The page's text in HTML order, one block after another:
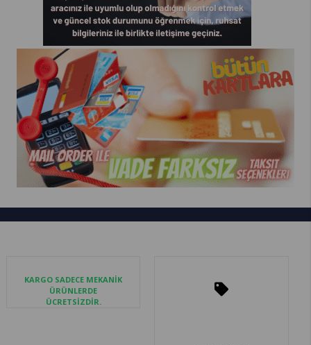
KARGO SADECE MEKANİK
ÜRÜNLERDE
ÜCRETSİZDİR.